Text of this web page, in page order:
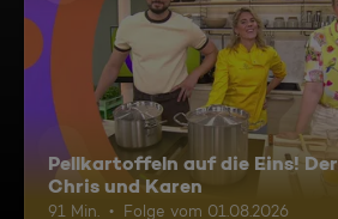
Pellkartoffeln auf die Eins!
Chris und Karen
91 Min. Folge vom 01.08.2026